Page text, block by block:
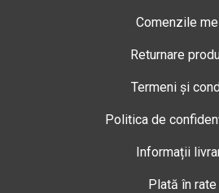
Comenzile
Returnare
Termeni și
Politica de
Informații
Plată în rate